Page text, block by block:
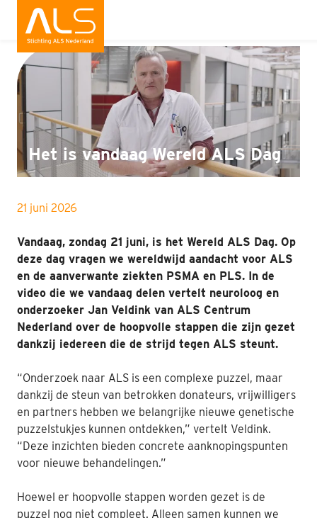
Wat is ALS
Wat kun jij doen
Bedrijven
Onderzoek
Wat doen wij
Patiënten
Nieuws
Interviews
Nabestaanden
Contact
Nieuws
Het is vandaag Wereld ALS Dag
21 juni 2026
Vandaag, zondag 21 juni, is het Wereld ALS Dag. Op
deze dag vragen we wereldwijd aandacht voor ALS
en de aanverwante ziekten PSMA en PLS. In de
video die we vandaag delen vertelt neuroloog en
onderzoeker Jan Veldink van ALS Centrum
Nederland over de hoopvolle stappen die zijn gezet
dankzij iedereen die de strijd tegen ALS steunt.
“Onderzoek naar ALS is een complexe puzzel, maar
dankzij de steun van betrokken donateurs, vrijwilligers
en partners hebben we belangrijke nieuwe genetische
puzzelstukjes kunnen ontdekken,” vertelt Veldink.
“Deze inzichten bieden concrete aanknopingspunten
voor nieuwe behandelingen.”
Hoewel er hoopvolle stappen worden gezet is de
puzzel nog niet compleet. Alleen samen kunnen we